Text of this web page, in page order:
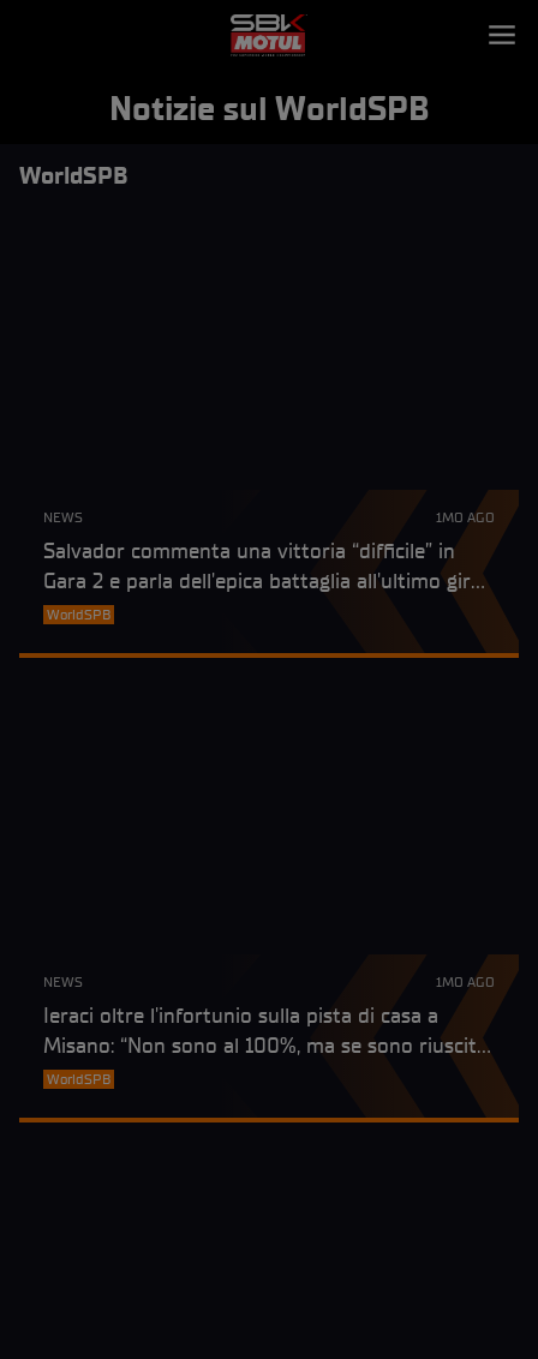
Notizie sul WorldSPB
WorldSPB
NEWS 1MO AGO
Salvador commenta una vittoria “difficile” in
Gara 2 e parla dell'epica battaglia all'ultimo giro
a Misano
WorldSPB
NEWS 1MO AGO
Ieraci oltre l'infortunio sulla pista di casa a
Misano: “Non sono al 100%, ma se sono riuscito
a vincere, la spalla è messa bene a sufficienza”
WorldSPB